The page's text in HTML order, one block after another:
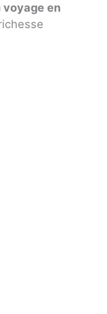
voyage en